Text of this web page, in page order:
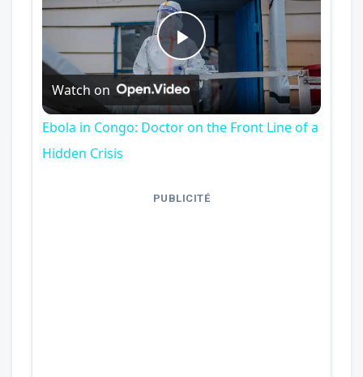
Play
Video
Watch on
Ebola in Congo: Doctor on the Front Line of a
Hidden Crisis
PUBLICITÉ